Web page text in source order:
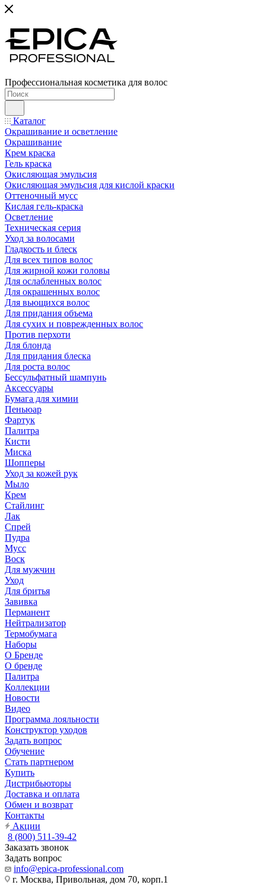
Профессиональная косметика для волос
Каталог
Окрашивание и осветление
Окрашивание
Крем краска
Гель краска
Окисляющая эмульсия
Окисляющая эмульсия для кислой краски
Оттеночный мусс
Кислая гель-краска
Осветление
Техническая серия
Уход за волосами
Гладкость и блеск
Для всех типов волос
Для жирной кожи головы
Для ослабленных волос
Для окрашенных волос
Для вьющихся волос
Для придания объема
Для сухих и поврежденных волос
Против перхоти
Для блонда
Для придания блеска
Для роста волос
Бессульфатный шампунь
Аксессуары
Бумага для химии
Пеньюар
Фартук
Палитра
Кисти
Миска
Шопперы
Уход за кожей рук
Мыло
Крем
Стайлинг
Лак
Спрей
Пудра
Мусс
Воск
Для мужчин
Уход
Для бритья
Завивка
Перманент
Нейтрализатор
Термобумага
Наборы
О Бренде
О бренде
Палитра
Коллекции
Новости
Видео
Программа лояльности
Конструктор уходов
Задать вопрос
Обучение
Стать партнером
Купить
Дистрибьюторы
Доставка и оплата
Обмен и возврат
Контакты
Акции
8 (800) 511-39-42
Заказать звонок
Задать вопрос
info@epica-professional.com
г. Москва, Привольная, дом 70, корп.1